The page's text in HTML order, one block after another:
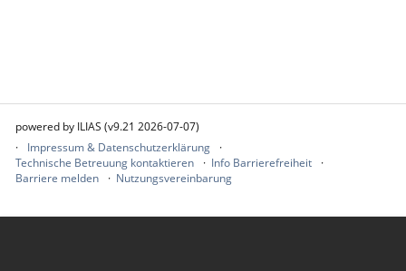
powered by ILIAS (v9.21 2026-07-07)
Impressum & Datenschutzerklärung
Technische Betreuung kontaktieren
Info Barrierefreiheit
Barriere melden
Nutzungsvereinbarung